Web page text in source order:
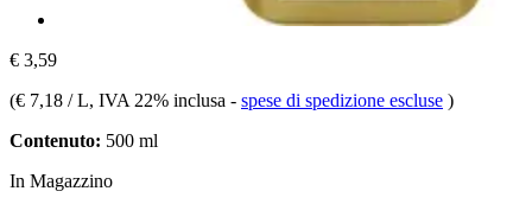
€ 3,59
(€ 7,18 / L, IVA 22% inclusa - spese di spedizione escluse )
Contenuto: 500 ml
In Magazzino